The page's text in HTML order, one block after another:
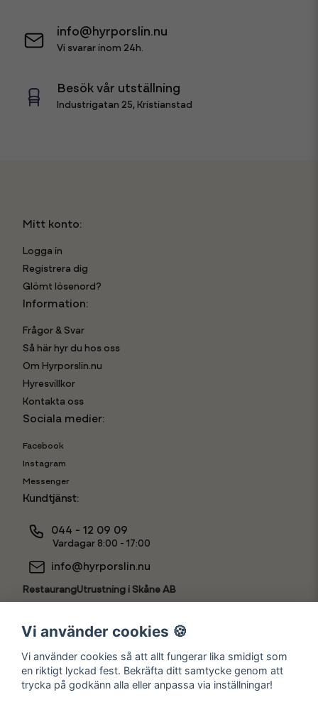
info@hyrporslin.nu
Vi svarar inom 24h.
Besök vår utställning
Industrigatan 25, Kristianstad
Mitt konto:
Logga in
Registrera dig
Glömt lösenord?
Information:
Frågor & Svar
Så här hyr du hos oss
Om Hyrporslin.nu
Hyresvillkor
Kontakta oss
Sociala medier:
Facebook
Instagram
Messenger
Kundtjänst:
044 - 12 09 09
Vardagar 8:00 - 17:00
info@hyrporslin.nu
RestaurangUtrustning i Skåne AB
Hyr som
Vi använder cookies 🍪
Vi använder cookies så att allt fungerar lika smidigt som
en riktigt lyckad fest. Bekräfta ditt samtycke genom att
trycka på godkänn alla eller anpassa via inställningar!